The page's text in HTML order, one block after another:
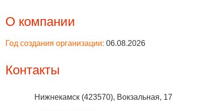
О компании
Год создания организации: 06.08.2026
Контакты
Нижнекамск (423570), Вокзальная, 17